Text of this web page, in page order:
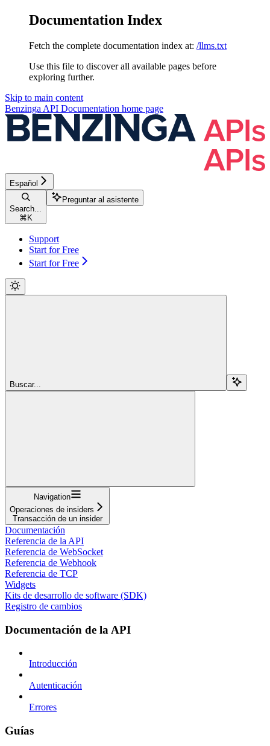
Documentation Index
Fetch the complete documentation index at: /llms.txt
Use this file to discover all available pages before
exploring further.
Skip to main content
Benzinga API Documentation home page
Español
Search...
⌘ K
Preguntar al asistente
Support
Start for Free
Start for Free
Buscar...
Navigation
Operaciones de insiders
Transacción de un insider
Documentación
Referencia de la API
Referencia de WebSocket
Referencia de Webhook
Referencia de TCP
Widgets
Kits de desarrollo de software (SDK)
Registro de cambios
Documentación de la API
Introducción
Autenticación
Errores
Guías